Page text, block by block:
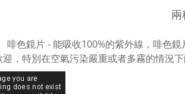
兩
啡色鏡片 - 能吸收100%的紫外線，啡色
迎，特別在空氣污染嚴重或者多霧的情況下